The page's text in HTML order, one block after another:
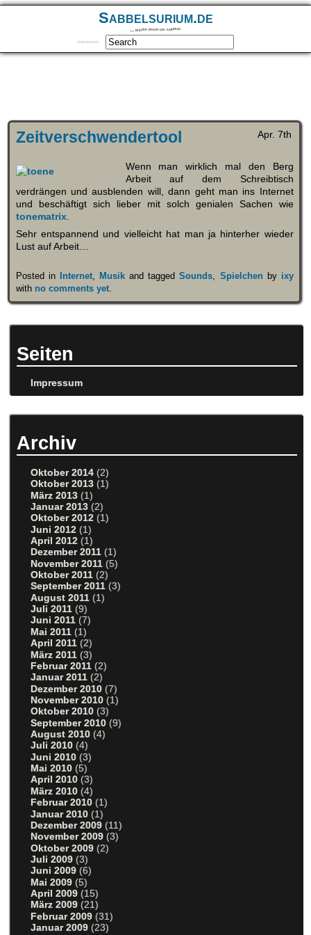
Sabbelsurium.de
… munter drauf los sabbeln
Impressum
Apr. 7th
Zeitverschwendertool
Wenn man wirklich mal den Berg
Arbeit auf dem Schreibtisch
verdrängen und ausblenden will, dann geht man ins Internet
und beschäftigt sich lieber mit solch genialen Sachen wie
tonematrix.
Sehr entspannend und vielleicht hat man ja hinterher wieder
Lust auf Arbeit…
Posted in Internet, Musik and taggedSounds, Spielchenby ixy
with no comments yet.
Seiten
Impressum
Archiv
Oktober 2014 (2)
Oktober 2013 (1)
März 2013 (1)
Januar 2013 (2)
Oktober 2012 (1)
Juni 2012 (1)
April 2012 (1)
Dezember 2011 (1)
November 2011 (5)
Oktober 2011 (2)
September 2011 (3)
August 2011 (1)
Juli 2011 (9)
Juni 2011 (7)
Mai 2011 (1)
April 2011 (2)
März 2011 (3)
Februar 2011 (2)
Januar 2011 (2)
Dezember 2010 (7)
November 2010 (1)
Oktober 2010 (3)
September 2010 (9)
August 2010 (4)
Juli 2010 (4)
Juni 2010 (3)
Mai 2010 (5)
April 2010 (3)
März 2010 (4)
Februar 2010 (1)
Januar 2010 (1)
Dezember 2009 (11)
November 2009 (3)
Oktober 2009 (2)
Juli 2009 (3)
Juni 2009 (6)
Mai 2009 (5)
April 2009 (15)
März 2009 (21)
Februar 2009 (31)
Januar 2009 (23)